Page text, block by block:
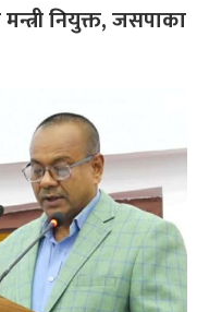
नियुक्त, जसपाका